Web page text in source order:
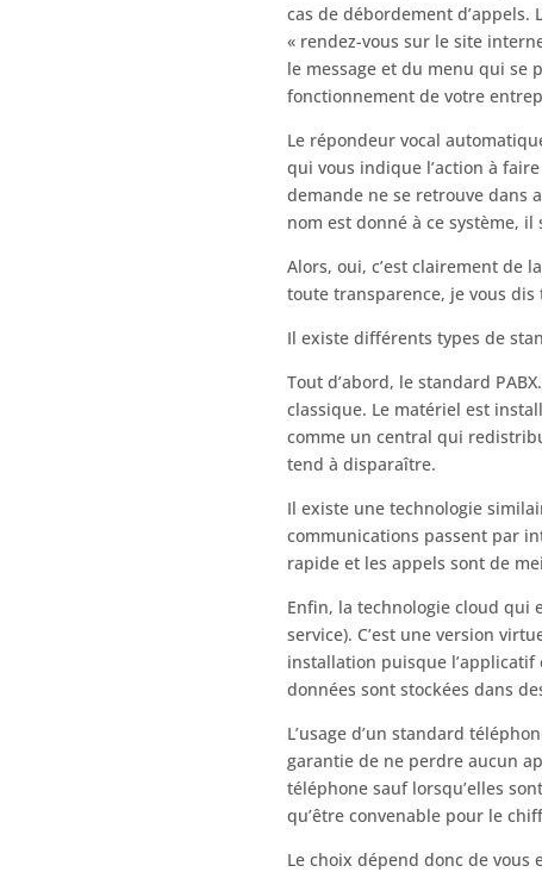
cas de débordement
« rendez-vous sur le site
le message et du menu qui se
fonctionnement de votre
Le répondeur vocal
qui vous indique l’action à
demande ne se retrouve dans
nom est donné à ce système, il
Alors, oui, c’est clairement de
toute transparence, je vous
Il existe différents types de
Tout d’abord, le standard
classique. Le matériel est
comme un central qui
tend à disparaître.
Il existe une technologie
communications passent par
rapide et les appels sont de
Enfin, la technologie cloud qui
service). C’est une version
installation puisque l’applicatif
données sont stockées dans
L’usage d’un standard
garantie de ne perdre aucun
téléphone sauf lorsqu’elles
qu’être convenable pour le
Le choix dépend donc de vous